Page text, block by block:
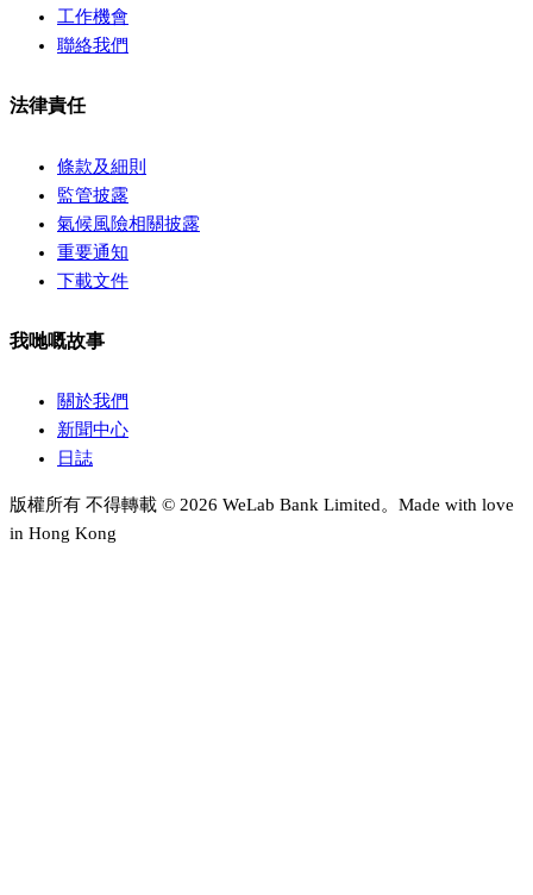
工作機會
聯絡我們
法律責任
條款及細則
監管披露
氣候風險相關披露
重要通知
下載文件
我哋嘅故事
關於我們
新聞中心
日誌
版權所有 不得轉載 © 2026 WeLab Bank Limited。Made with love
in Hong Kong